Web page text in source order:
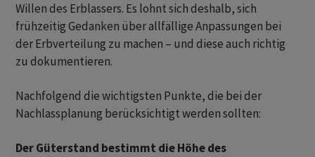
Willen des Erblassers. Es lohnt sich deshalb, sich
frühzeitig Gedanken über allfällige Anpassungen bei
der Erbverteilung zu machen – und diese auch richtig
zu dokumentieren.
Nachfolgend die wichtigsten Punkte, die bei der
Nachlassplanung berücksichtigt werden sollten:
Der Güterstand bestimmt die Höhe des